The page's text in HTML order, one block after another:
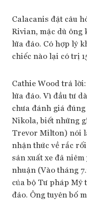
Calacanis đặt câu
Rivian, mặc dù ông
lừa đảo. Có hợp lý
chiếc nào lại có trị
Cathie Wood trả
lừa đảo. Vì đầu tư
chưa đánh giá
Nikola, biết những
Trevor Milton) nói
nhận thức về rắc
sản xuất xe đã
nhuận (Vào tháng
của bộ Tư pháp Mỹ
đảo. Ông tuyên bố